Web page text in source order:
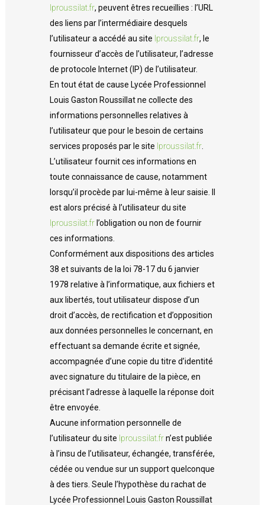
lproussilat.fr, peuvent êtres recueillies : l’URL
des liens par l’intermédiaire desquels
l’utilisateur a accédé au site lproussilat.fr, le
fournisseur d’accès de l’utilisateur, l’adresse
de protocole Internet (IP) de l’utilisateur.
En tout état de cause Lycée Professionnel
Louis Gaston Roussillat ne collecte des
informations personnelles relatives à
l’utilisateur que pour le besoin de certains
services proposés par le site lproussilat.fr
L’utilisateur fournit ces informations en
toute connaissance de cause, notamment
lorsqu’il procède par lui-même à leur saisie. Il
est alors précisé à l’utilisateur du site
lproussilat.fr l’obligation ou non de fournir
ces informations.
Conformément aux dispositions des articles
38 et suivants de la loi 78-17 du 6 janvier
1978 relative à l’informatique, aux fichiers et
aux libertés, tout utilisateur dispose d’un
droit d’accès, de rectification et d’opposition
aux données personnelles le concernant, en
effectuant sa demande écrite et signée,
accompagnée d’une copie du titre d’identité
avec signature du titulaire de la pièce, en
précisant l’adresse à laquelle la réponse doit
être envoyée.
Aucune information personnelle de
l’utilisateur du site lproussilat.frn’est publiée
à l’insu de l’utilisateur, échangée, transférée,
cédée ou vendue sur un support quelconque
à des tiers. Seule l’hypothèse du rachat de
Lycée Professionnel Louis Gaston Roussillat